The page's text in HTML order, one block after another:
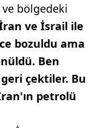
bölgedeki
ve İsrail ile
bozuldu ama
Ben
çektiler. Bu
petrolü